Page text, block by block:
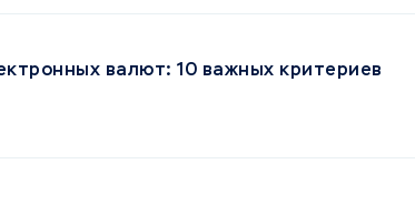
валют: 10 важных критериев